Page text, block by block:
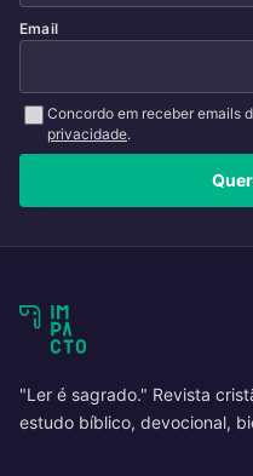
Email
Concordo em receber emails
privacidade.
"Ler é sagrado." Revista
estudo bíblico, devocional,